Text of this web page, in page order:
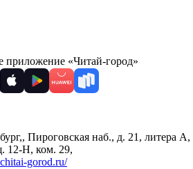
приложение «Читай-город»
, Пироговская наб., д. 21, литера А,
12-Н, ком. 29,
gorod.ru/